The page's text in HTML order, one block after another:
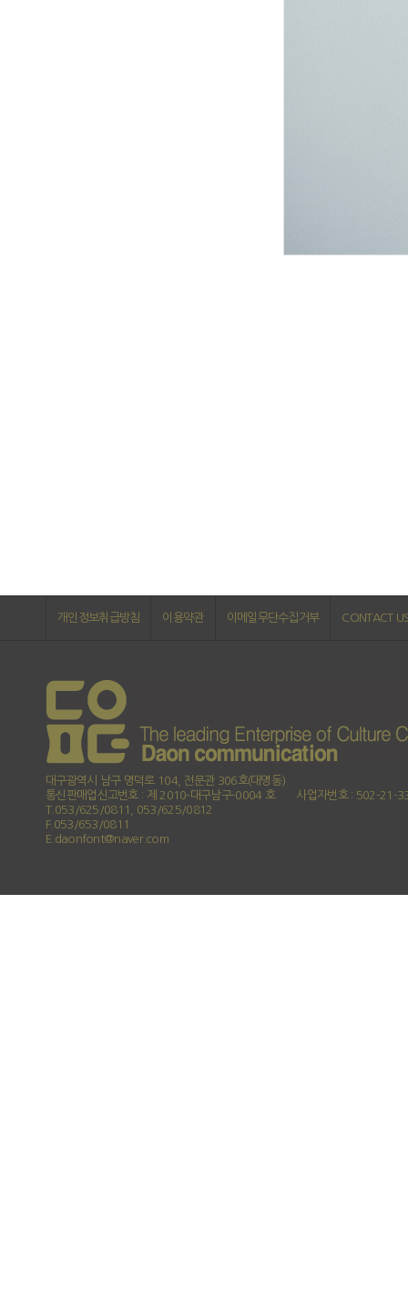
개인정보취급방침 이용약관 이메일무단수집거부 CONTACT
대구광역시 남구 명덕로 104, 전문관 306호(대명동)
통신판매업신고번호 : 제 2010-대구남구-0004 호
사업자번호 : 502-21-
T.053/625/0811, 053/625/0812
F.053/653/0811
E.daonfont@naver.com